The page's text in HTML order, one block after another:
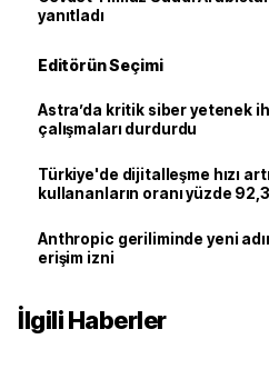
yanıtladı
Editörün Seçimi
Astra’da kritik siber yetenek
çalışmaları durdurdu
Türkiye'de dijitalleşme hızı
kullananların oranı yüzde
Anthropic geriliminde yeni
erişim izni
İlgili Haberler